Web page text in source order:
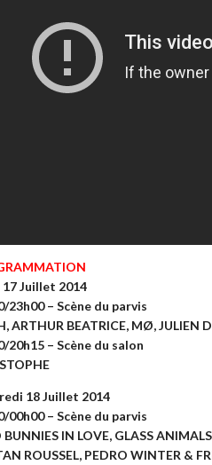
17 Juillet 2014
23h00 – Scène du parvis
ARTHUR BEATRICE, MØ, JULIEN
20h15 – Scène du salon
18 Juillet 2014
00h00 – Scène du parvis
IN LOVE, GLASS
ROUSSEL, PEDRO WINTER &